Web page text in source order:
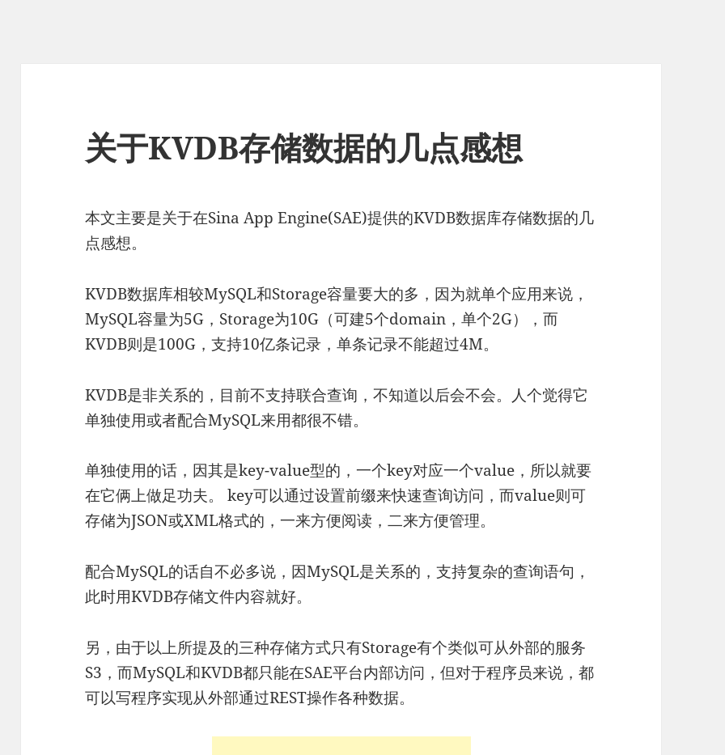
关于KVDB存储数据的几点感想
本文主要是关于在Sina App Engine(SAE)提供的KVDB数据库存储数据的几
点感想。
KVDB数据库相较MySQL和Storage容量要大的多，因为就单个应用来说，
MySQL容量为5G，Storage为10G（可建5个domain，单个2G），而
KVDB则是100G，支持10亿条记录，单条记录不能超过4M。
KVDB是非关系的，目前不支持联合查询，不知道以后会不会。人个觉得它
单独使用或者配合MySQL来用都很不错。
单独使用的话，因其是key-value型的，一个key对应一个value，所以就要
在它俩上做足功夫。 key可以通过设置前缀来快速查询访问，而value则可
存储为JSON或XML格式的，一来方便阅读，二来方便管理。
配合MySQL的话自不必多说，因MySQL是关系的，支持复杂的查询语句，
此时用KVDB存储文件内容就好。
另，由于以上所提及的三种存储方式只有Storage有个类似可从外部的服务
S3，而MySQL和KVDB都只能在SAE平台内部访问，但对于程序员来说，都
可以写程序实现从外部通过REST操作各种数据。